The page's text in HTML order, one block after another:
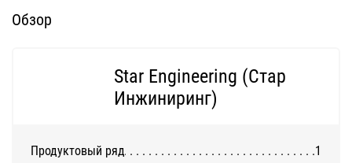
Обзор
Star Engineering (Стар
Инжиниринг)
Продуктовый ряд
1